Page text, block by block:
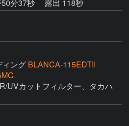
分37秒
露出 118秒
ィング BLANCA-115EDTII
UVカットフィルター、タカハ